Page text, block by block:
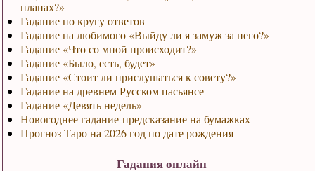
планах?»
Гадание по кругу ответов
Гадание на любимого «Выйду ли я замуж за него?»
Гадание «Что со мной происходит?»
Гадание «Было, есть, будет»
Гадание «Стоит ли прислушаться к совету?»
Гадание на древнем Русском пасьянсе
Гадание «Девять недель»
Новогоднее гадание-предсказание на бумажках
Прогноз Таро на 2026 год по дате рождения
Гадания онлайн